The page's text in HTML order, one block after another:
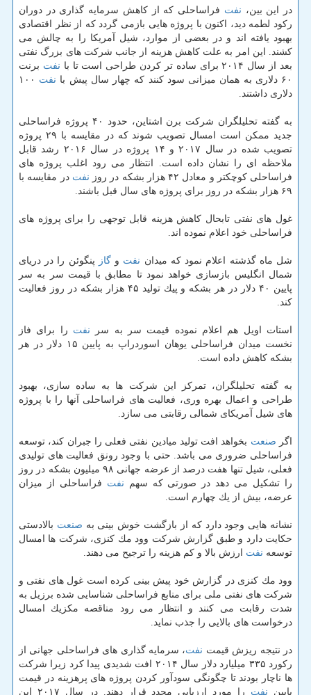
در این بین، نفت فراساحلی كه از كاهش سرمایه گذاری در دوران
ركود لطمه دید، اكنون با پروژه هایی بازمی گردد كه از نظر اقتصادی
بهبود یافته اند و در بعضی از موارد، شیل آمریكا را به چالش می
كشند. این امر به علت كاهش هزینه از جانب شركت های بزرگ نفتی
بعد از سال ۲۰۱۴ برای ساده تر كردن طراحی است تا با
نفت برنت
۶۰ دلاری به همان میزانی سود كنند كه چهار سال پیش با
نفت ۱۰۰
دلاری داشتند.
به گفته تحلیلگران شركت برن اشتاین، حدود ۴۰ پروژه فراساحلی
جدید ممكن است امسال تصویب شوند كه در مقایسه با ۲۹ پروژه
تصویب شده در سال ۲۰۱۷ و ۱۴ پروژه در سال ۲۰۱۶ رشد قابل
ملاحظه ای را نشان داده است. انتظار می رود اغلب پروژه های
فراساحلی كوچكتر و معادل ۴۲ هزار بشكه در روز
نفت در مقایسه با
۶۹ هزار بشكه در روز برای پروژه های سال قبل باشند.
غول های نفتی تابحال كاهش هزینه قابل توجهی را برای پروژه های
فراساحلی خود اعلام نموده اند.
شل ماه گذشته اعلام نمود كه میدان نفت وگاز
پنگوئن را در دریای
شمال انگلیس بازسازی خواهد نمود تا مطابق با قیمت سر به سر
پایین ۴۰ دلار در هر بشكه و پیك تولید ۴۵ هزار بشكه در روز فعالیت
كند.
استات اویل هم اعلام نموده قیمت سر به سر نفت را برای فاز
نخست میدان فراساحلی یوهان اسوردراپ به پایین ۱۵ دلار در هر
بشكه كاهش داده است.
به گفته تحلیلگران، تمركز این شركت ها به ساده سازی، بهبود
طراحی و اعمال بهره وری، فعالیت های فراساحلی آنها را با پروژه
های شیل آمریكای شمالی رقابتی می سازد.
اگر صنعت بخواهد افت تولید میادین نفتی فعلی را جبران كند، توسعه
فراساحلی ضروری می باشد. حتی با وجود رونق فعالیت های تولیدی
فعلی، شیل تنها هفت درصد از عرضه جهانی ۹۸ میلیون بشكه در روز
را تشكیل می دهد در صورتی كه سهم نفت فراساحلی از میزان
عرضه، بیش از یك چهارم است.
نشانه هایی وجود دارد كه از بازگشت خوش بینی به صنعت بالادستی
حكایت دارد و طبق گزارش شركت وود مك كنزی، شركت ها امسال
توسعه نفت ارزش بالا و كم هزینه را ترجیح می دهند.
وود مك كنزی در گزارش خود پیش بینی كرده است غول های نفتی و
شركت های نفتی ملی برای منابع فراساحلی شناسایی شده برزیل به
شدت رقابت می كنند و انتظار می رود مناقصه مكزیك امسال
درخواست های بالایی را جذب نماید.
در نتیجه ریزش قیمت نفت، سرمایه گذاری های فراساحلی جهانی از
ركورد ۳۳۵ میلیارد دلار سال ۲۰۱۴ افت شدیدی پیدا كرد زیرا شركت
ها ناچار بودند تا چگونگی سودآور كردن پروژه های پرهزینه در قیمت
پایین نفت را مورد ارزیابی مجدد قرار دهند. در سال ۲۰۱۷ این